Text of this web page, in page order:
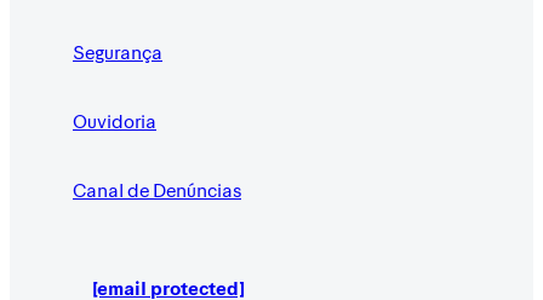
Segurança
Ouvidoria
Canal de Denúncias
[email protected]